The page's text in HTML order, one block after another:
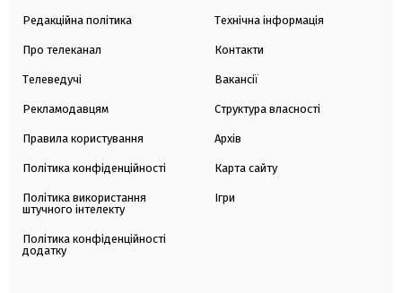
Редакційна політика
Про телеканал
Телеведучі
Рекламодавцям
Правила користування
Політика конфіденційності
Політика використання
штучного інтелекту
Політика конфіденційності
додатку
Технічна інформація
Контакти
Вакансії
Структура власності
Архів
Карта сайту
Ігри